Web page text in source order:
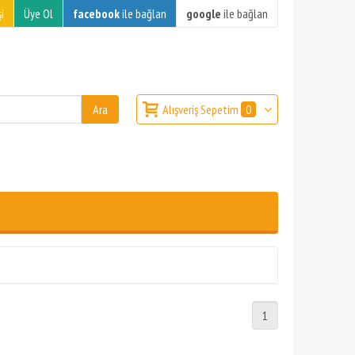
Üye Ol facebookile bağlan google ile bağlan
Alışveriş Sepetim 0
1